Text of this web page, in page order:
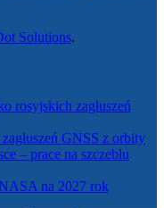
Solutions.
rosyjskich zagłuszeń
GNSS z orbity
– prace na szczeblu
na 2027 rok